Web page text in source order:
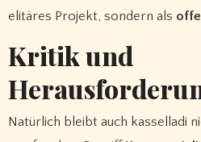
elitäres Projekt, sondern als
Kritik und
Natürlich bleibt auch kasselladi